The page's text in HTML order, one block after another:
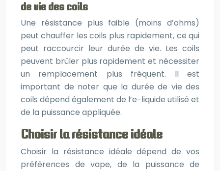
de vie des coils
Une résistance plus faible (moins d’ohms)
peut chauffer les coils plus rapidement, ce qui
peut raccourcir leur durée de vie. Les coils
peuvent brûler plus rapidement et nécessiter
un remplacement plus fréquent. Il est
important de noter que la durée de vie des
coils dépend également de l’e-liquide utilisé et
de la puissance appliquée.
Choisir la résistance idéale
Choisir la résistance idéale dépend de vos
préférences de vape, de la puissance de